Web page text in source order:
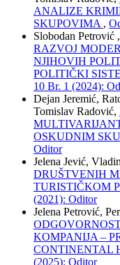
ANALIZE
SKUPOVIMA ,
Slobodan
RAZVOJ
NЈIHOVIH
POLITIČKI
10 Br. 1 (2024):
Dejan Jeremić,
Tomislav Radović,
OSKUDNIM
Oditor
Jelena Jević,
DRUŠTVENIH
TURISTIČKOM
(2021): Oditor
Jelena Petrović,
KOMPANIJA –
CONTINENTAL
(2025): Oditor